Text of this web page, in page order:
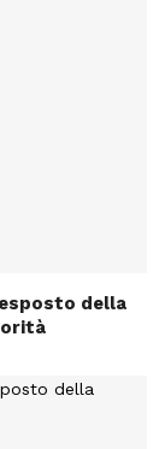
della